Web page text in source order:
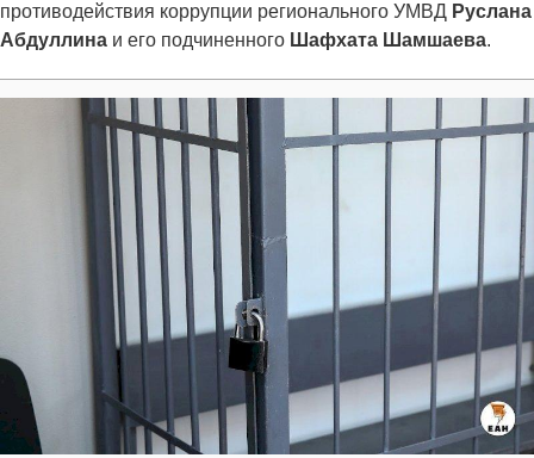
противодействия коррупции регионального УМВД Руслана
Абдуллина и его подчиненного Шафхата Шамшаева.